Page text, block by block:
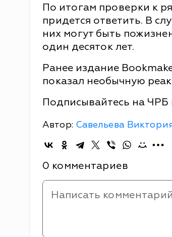
По итогам проверки к
придется ответить. В
них могут быть
один десяток лет.
Ранее издание
показал необычную
Подписывайтесь на ЧРБ
Автор: Савельева
0 комментариев